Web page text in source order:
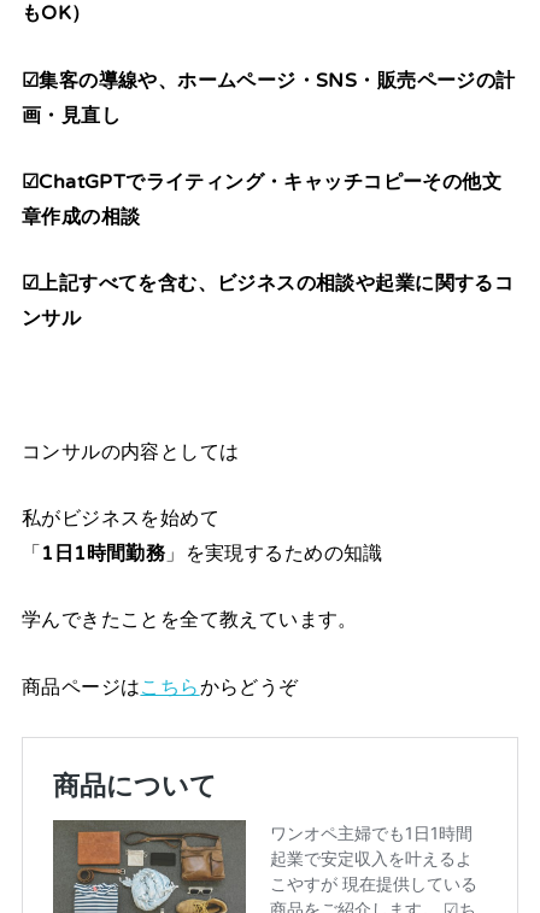
もOK）
☑集客の導線や、ホームページ・SNS・販売ページの計
画・ 見直し
☑ChatGPTでライティング・キャッチコピーその他文
章作成の相談
☑上記すべてを含む、ビジネスの相談や起業に関するコ
ンサル
コンサルの内容としては
私がビジネスを始めて
「1日1時間勤務 」を実現するための知識
学んできたことを全て教えています。
商品ページはこちらからどうぞ